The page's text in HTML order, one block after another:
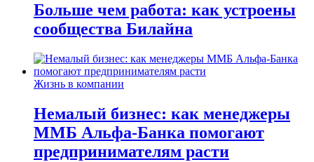
Больше чем работа: как устроены
сообщества Билайна
Жизнь в компании
Немалый бизнес: как менеджеры
ММБ Альфа-Банка помогают
предпринимателям расти